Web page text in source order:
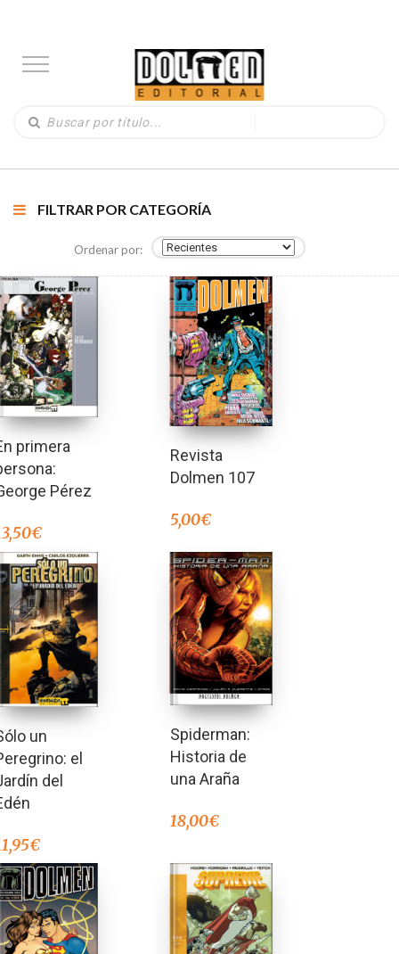
FILTRAR POR CATEGORÍA
Ordenar por:
primera
Pérez
€
Revista
Dolmen 107
5,00€
un
el
del
€
Spiderman:
Historia de
una Araña
18,00€